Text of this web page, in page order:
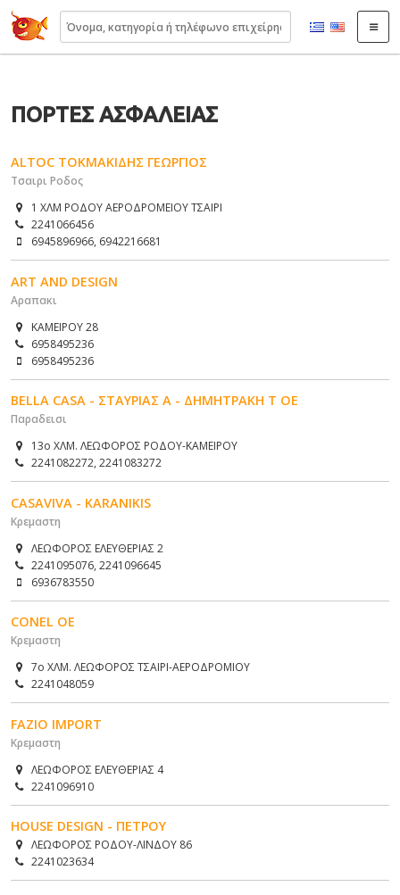
22410.gr
ΠΟΡΤΕΣ ΑΣΦΑΛΕΙΑΣ
ALTOC ΤΟΚΜΑΚΙΔΗΣ ΓΕΩΡΓΙΟΣ
Τσαιρι Ροδος
1 ΧΛΜ ΡΟΔΟΥ ΑΕΡΟΔΡΟΜΕΙΟΥ ΤΣΑΙΡΙ
2241066456
6945896966, 6942216681
ART AND DESIGN
Αραπακι
ΚΑΜΕΙΡΟΥ 28
6958495236
6958495236
BELLA CASA - ΣΤΑΥΡΙΑΣ Α - ΔΗΜΗΤΡΑΚΗ Τ ΟΕ
Παραδεισι
13ο ΧΛΜ. ΛΕΩΦΟΡΟΣ ΡΟΔΟΥ-ΚΑΜΕΙΡΟΥ
2241082272, 2241083272
CASAVIVA - KARANIKIS
Κρεμαστη
ΛΕΩΦΟΡΟΣ ΕΛΕΥΘΕΡΙΑΣ 2
2241095076, 2241096645
6936783550
CONEL OE
Κρεμαστη
7ο ΧΛΜ. ΛΕΩΦΟΡΟΣ ΤΣΑΙΡΙ-ΑΕΡΟΔΡΟΜΙΟΥ
2241048059
FAZIO IMPORT
Κρεμαστη
ΛΕΩΦΟΡΟΣ ΕΛΕΥΘΕΡΙΑΣ 4
2241096910
HOUSE DESIGN - ΠΕΤΡΟΥ
ΛΕΩΦΟΡΟΣ ΡΟΔΟΥ-ΛΙΝΔΟΥ 86
2241023634